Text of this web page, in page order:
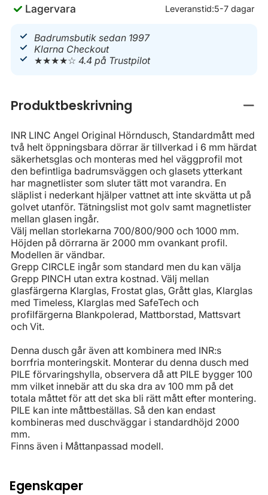
Lagervara Leveranstid:5-7 dagar
Badrumsbutik sedan 1997
Klarna Checkout
★★★★☆4.4 på Trustpilot
Produktbeskrivning
INR LINC Angel Original Hörndusch, Standardmått med
två helt öppningsbara dörrar är tillverkad i 6 mm härdat
säkerhetsglas och monteras med hel väggprofil mot
den befintliga badrumsväggen och glasets ytterkant
har magnetlister som sluter tätt mot varandra. En
släplist i nederkant hjälper vattnet att inte skvätta ut på
golvet utanför. Tätningslist mot golv samt magnetlister
mellan glasen ingår.
Välj mellan storlekarna 700/800/900 och 1000 mm.
Höjden på dörrarna är 2000 mm ovankant profil.
Modellen är vändbar.
Grepp CIRCLE ingår som standard men du kan välja
Grepp PINCH utan extra kostnad. Välj mellan
glasfärgerna Klarglas, Frostat glas, Grått glas, Klarglas
med Timeless, Klarglas med SafeTech och
profilfärgerna Blankpolerad, Mattborstad, Mattsvart
och Vit.
Denna dusch går även att kombinera med INR:s
borrfria monteringskit. Monterar du denna dusch med
PILE förvaringshylla, observera då att PILE bygger 100
mm vilket innebär att du ska dra av 100 mm på det
totala måttet för att det ska bli rätt mått efter montering.
PILE kan inte måttbeställas. Så den kan endast
kombineras med duschväggar i standardhöjd 2000
mm.
Finns även i Måttanpassad modell.
Egenskaper